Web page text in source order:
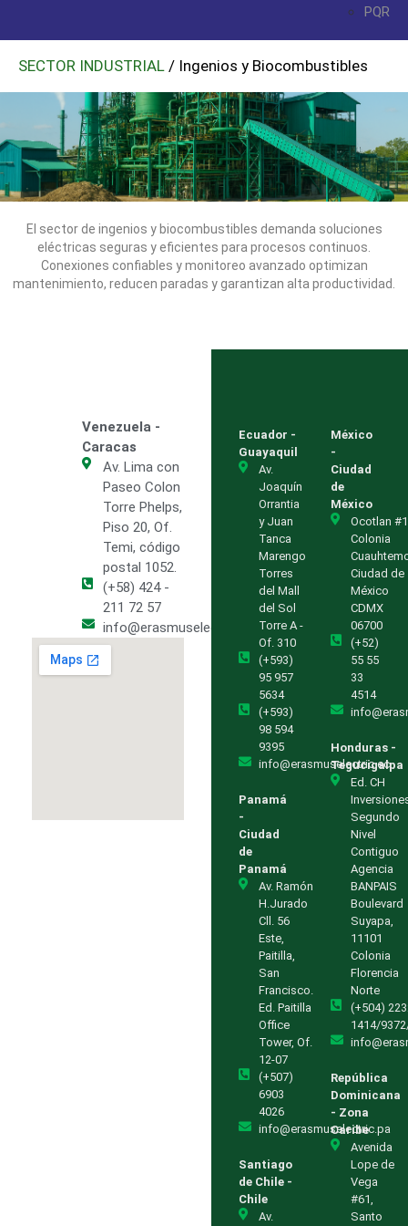
PQR
SECTOR INDUSTRIAL / Ingenios y Biocombustibles
El sector de ingenios y biocombustibles demanda soluciones
eléctricas seguras y eficientes para procesos continuos.
Conexiones confiables y monitoreo avanzado optimizan
mantenimiento, reducen paradas y garantizan alta productividad.
Venezuela -
Caracas
Av. Lima con
Paseo Colon
Torre Phelps,
Piso 20, Of.
Temi, código
postal 1052.
(+58) 424 -
211 72 57
info@erasmuselectric.com.ve
Ecuador -
Guayaquil
Av.
Joaquín
Orrantia
y Juan
Tanca
Marengo
Torres
del Mall
del Sol
Torre A -
Of. 310
(+593)
95 957
5634
(+593)
98 594
9395
info@erasmuselectric.ec
Panamá
-
Ciudad
de
Panamá
Av. Ramón
H.Jurado
Cll. 56
Este,
Paitilla,
San
Francisco.
Ed. Paitilla
Office
Tower, Of.
12-07
(+507)
6903
4026
info@erasmuselectric.pa
Santiago
de Chile -
Chile
Av.
México
-
Ciudad
de
México
Ocotlan
Colonia
Ciudad de
México
CDMX
06700
(+52)
55 55
33
4514
Honduras -
Tegucigalpa
Ed. CH
Segundo
Nivel
Contiguo
Agencia
BANPAIS
Boulevard
Suyapa,
11101
Colonia
Florencia
Norte
(+504)
1414/
República
Dominicana
- Zona
Caribe
Avenida
Lope de
Vega
#61,
Santo